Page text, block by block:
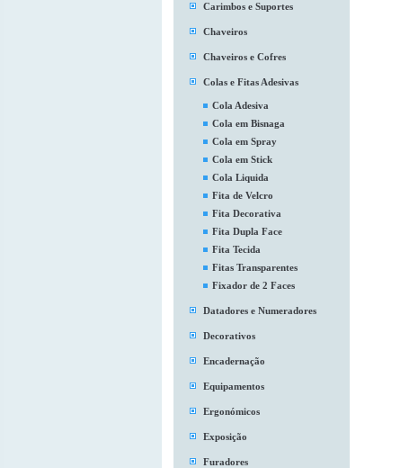
Carimbos e Suportes
Chaveiros
Chaveiros e Cofres
Colas e Fitas Adesivas
Cola Adesiva
Cola em Bisnaga
Cola em Spray
Cola em Stick
Cola Liquida
Fita de Velcro
Fita Decorativa
Fita Dupla Face
Fita Tecida
Fitas Transparentes
Fixador de 2 Faces
Datadores e Numeradores
Decorativos
Encadernação
Equipamentos
Ergonómicos
Exposição
Furadores